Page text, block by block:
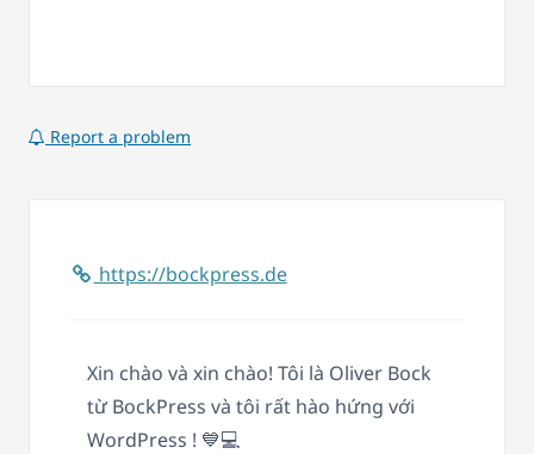
Report a problem
https://bockpress.de
Xin chào và xin chào! Tôi là Oliver Bock
từ BockPress và tôi rất hào hứng với
WordPress ! 💙💻